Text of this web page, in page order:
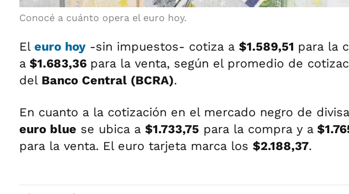
Conocé a cuánto opera el euro hoy.
El euro hoy-sin impuestos- cotiza a $1.589,51 para la
a $1.683,36 para la venta, según el promedio de
del Banco Central (BCRA).
En cuanto a la cotización en el mercado negro de
euro blue se ubica a $1.733,75 para la compra y a
para la venta. El euro tarjeta marca los $2.188,37.